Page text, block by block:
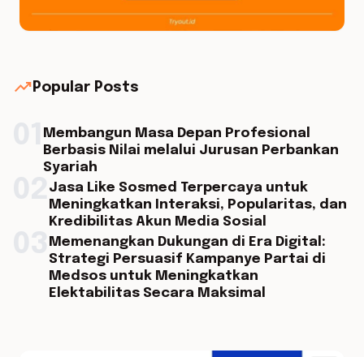
trending_up Popular Posts
Membangun Masa Depan Profesional
Berbasis Nilai melalui Jurusan Perbankan
Syariah
Jasa Like Sosmed Terpercaya untuk
Meningkatkan Interaksi, Popularitas, dan
Kredibilitas Akun Media Sosial
Memenangkan Dukungan di Era Digital:
Strategi Persuasif Kampanye Partai di
Medsos untuk Meningkatkan
Elektabilitas Secara Maksimal